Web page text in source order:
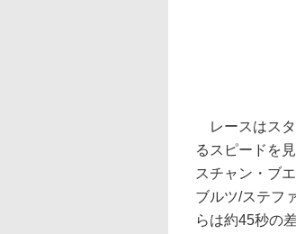
レースはスタ
るスピードを
スチャン・ブ
ブルツ/ステフ
らは約45秒の